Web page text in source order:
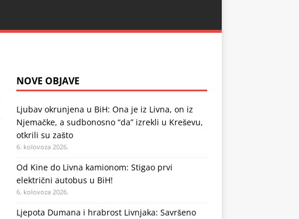
NOVE OBJAVE
Ljubav okrunjena u BiH: Ona je iz Livna, on iz
Njemačke, a sudbonosno “da” izrekli u Kreševu,
otkrili su zašto
6. kolovoza 2026.
Od Kine do Livna kamionom: Stigao prvi
električni autobus u BiH!
6. kolovoza 2026.
Ljepota Dumana i hrabrost Livnjaka: Savršeno